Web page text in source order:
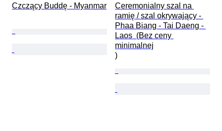
Czczący Buddę - Myanmar
Ceremonialny szal na
ramię / szal okrywający -
Phaa Biang - Tai Daeng -
Laos  (Bez ceny
minimalnej
)